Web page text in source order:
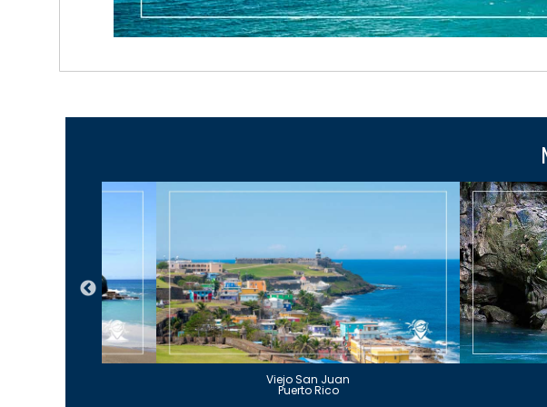
Viejo San Juan
Puerto Rico